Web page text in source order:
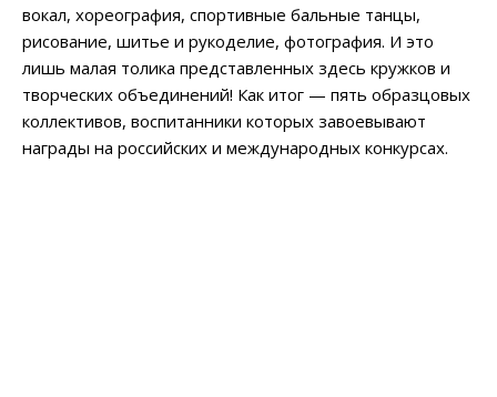
вокал, хореография, спортивные бальные танцы,
рисование, шитье и рукоделие, фотография. И это
лишь малая толика представленных здесь кружков и
творческих объединений! Как итог — пять образцовых
коллективов, воспитанники которых завоевывают
награды на российских и международных конкурсах.